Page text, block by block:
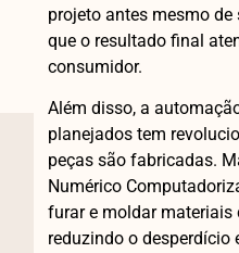
projeto antes mesmo
que o resultado final
consumidor.
Além disso, a
planejados tem
peças são fabricadas.
Numérico
furar e moldar
reduzindo o desperdício